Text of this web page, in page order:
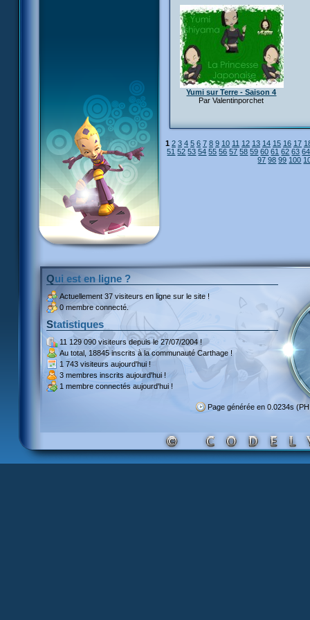
Yumi sur Terre - Saison 4
Par Valentinporchet
1 2 3 4 5 6 7 8 9 10 11 12 13 14 15 16 17
51 52 53 54 55 56 57 58 59 60 61 62 63 64
97 98 99 100
Qui est en ligne ?
Actuellement 37 visiteurs en ligne sur le site !
0 membre connecté.
Statistiques
11 129 090 visiteursdepuis le 27/07/2004 !
Au total, 18845 inscritsà la communauté Carthage !
1 743 visiteurs aujourd'hui !
3 membres inscrits aujourd'hui !
1 membre connectés aujourd'hui !
Page générée en 0.0234s